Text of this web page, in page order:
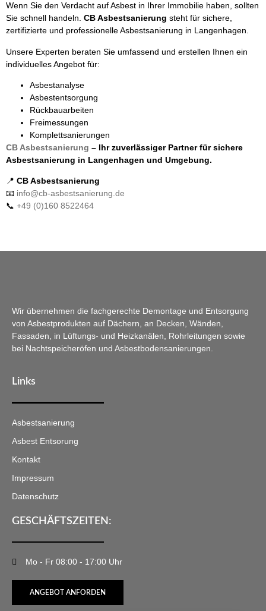
Wenn Sie den Verdacht auf Asbest in Ihrer Immobilie haben, sollten
Sie schnell handeln. CB Asbestsanierung steht für sichere,
zertifizierte und professionelle Asbestsanierung in Langenhagen.
Unsere Experten beraten Sie umfassend und erstellen Ihnen ein
individuelles Angebot für:
Asbestanalyse
Asbestentsorgung
Rückbauarbeiten
Freimessungen
Komplettsanierungen
CB Asbestsanierung – Ihr zuverlässiger Partner für sichere
Asbestsanierung in Langenhagen und Umgebung.
📍 CB Asbestsanierung
📧 info@cb-asbestsanierung.de
📞 +49 (0)160 8522464
Wir übernehmen die fachgerechte Demontage und Entsorgung
von Asbestprodukten auf Dächern, an Decken, Wänden,
Fassaden, in Lüftungs- und Heizkanälen, Rohrleitungen sowie
bei Nachtspeicheröfen und Asbestbodensanierungen.
Links
Asbestsanierung
Asbest Entsorung
Kontakt
Impressum
Datenschutz
GESCHÄFTSZEITEN:
Mo - Fr 08:00 - 17:00 Uhr
ANGEBOT ANFORDEN